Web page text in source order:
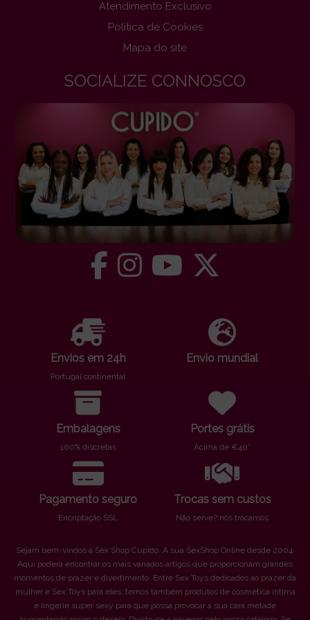
Atendimento Exclusivo
Politica de Cookies
Mapa do site
SOCIALIZE CONNOSCO
Envios em 24h
Portugal continental
Envio mundial
Embalagens
100% discretas
Portes grátis
Acima de €40*
Pagamento seguro
Encriptação SSL
Trocas sem custos
Não serve? nós trocamos
Sejam bem-vindos à Sex Shop Cupido. A sua SexShop Online desde 2004.
Aqui poderá encontrar os mais variados artigos que proporcionam grandes
momentos de prazer e divertimento. Entre Sex Toys dedicados ao prazer da
mulher e Sex Toys para eles, temos também produtos de cosmética íntima
e lingerie super sexy para que possa provocar a sua cara metade